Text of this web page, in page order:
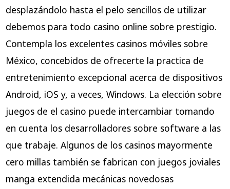
desplazándolo hasta el pelo sencillos de utilizar
debemos para todo casino online sobre prestigio.
Contempla los excelentes casinos móviles sobre
México, concebidos de ofrecerte la practica de
entretenimiento excepcional acerca de dispositivos
Android, iOS y, a veces, Windows. La elección sobre
juegos de el casino puede intercambiar tomando
en cuenta los desarrolladores sobre software a las
que trabaje. Algunos de los casinos mayormente
cero millas también se fabrican con juegos joviales
manga extendida mecánicas novedosas